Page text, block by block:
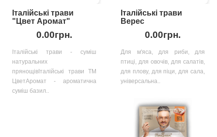
Італійські трави
"Цвет Аромат"
0.00грн.
Італійські трави - суміш
натуральних
прянощівІталійські трави ТМ
ЦветАромат - ароматична
суміш базил..
Італійські трави
Верес
0.00грн.
Для м'яса, для риби, для
птиці, для овочів, для салатів,
для плову, для піци, для сала,
універсальна..